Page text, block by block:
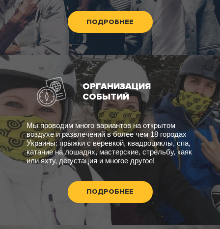
ПОДРОБНЕЕ
ОРГАНИЗАЦИЯ
СОБЫТИЙ
Мы проводим много вариантов на открытом
воздухе и развлечений в более чем 18 городах
Украины: прыжки с веревкой, квадроциклы, спа,
катание на лошадях, мастерские, стрельбу, каяк
или яхту, дегустация и многое другое!
ПОДРОБНЕЕ